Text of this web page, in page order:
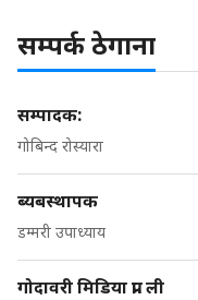
सम्पर्क ठेगाना
सम्पादक:
गोबिन्द रोस्यारा
ब्यबस्थापक
डम्मरी उपाध्याय
गोदावरी मिडिया प्रा. ली